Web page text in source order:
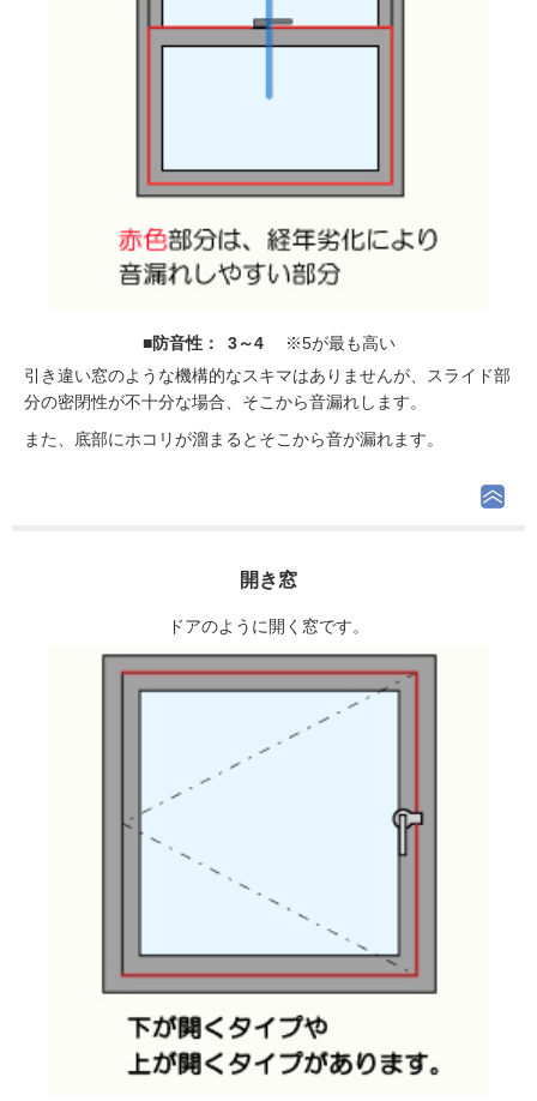
■防音性： 3～4※5が最も高い
引き違い窓のような機構的なスキマはありませんが、スライド部
分の密閉性が不十分な場合、そこから音漏れします。
また、底部にホコリが溜まるとそこから音が漏れます。
開き窓
ドアのように開く窓です。